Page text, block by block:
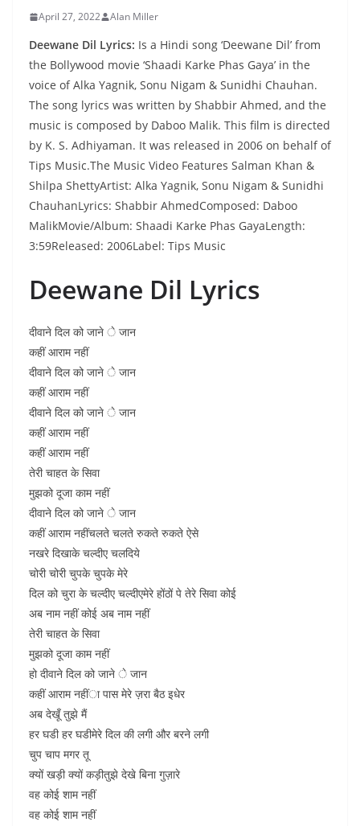
April 27, 2022 Alan Miller
Deewane Dil Lyrics: Is a Hindi song ‘Deewane Dil’ from
the Bollywood movie ‘Shaadi Karke Phas Gaya’ in the
voice of Alka Yagnik, Sonu Nigam & Sunidhi Chauhan.
The song lyrics was written by Shabbir Ahmed, and the
music is composed by Daboo Malik. This film is directed
by K. S. Adhiyaman. It was released in 2006 on behalf of
Tips Music.The Music Video Features Salman Khan &
Shilpa ShettyArtist: Alka Yagnik, Sonu Nigam & Sunidhi
ChauhanLyrics: Shabbir AhmedComposed: Daboo
MalikMovie/Album: Shaadi Karke Phas GayaLength:
3:59Released: 2006Label: Tips Music
Deewane Dil Lyrics
दीवाने दिल को जाने े जान
कहीं आराम नहीं
दीवाने दिल को जाने े जान
कहीं आराम नहीं
दीवाने दिल को जाने े जान
कहीं आराम नहीं
कहीं आराम नहीं
तेरी चाहत के सिवा
मुझको दूजा काम नहीं
दीवाने दिल को जाने े जान
कहीं आराम नहींचलते चलते रुकते रुकते ऐसे
नखरे दिखाके चल्दीए चलदिये
चोरी चोरी चुपके चुपके मेरे
दिल को चुरा के चल्दीए चल्दीएमेरे होंठों पे तेरे सिवा कोई
अब नाम नहीं कोई अब नाम नहीं
तेरी चाहत के सिवा
मुझको दूजा काम नहीं
हो दीवाने दिल को जाने े जान
कहीं आराम नहींा पास मेरे ज़रा बैठ इधेर
अब देखूँ तुझे मैं
हर घडी हर घडीमेरे दिल की लगी और बरने लगी
चुप चाप मगर तू
क्यों खड़ी क्यों कड़ीतुझे देखे बिना गुज़ारे
वह कोई शाम नहीं
वह कोई शाम नहीं